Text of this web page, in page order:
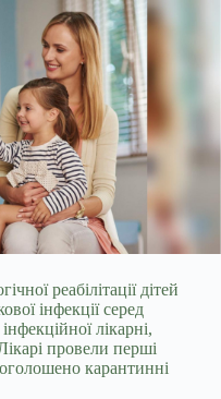
реабілітації дітей
інфекції серед
лікарні,
провели перші
карантинні